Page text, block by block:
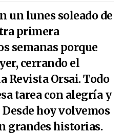
un lunes soleado de
primera
semanas porque
cerrando el
Revista Orsai. Todo
tarea con alegría y
hoy volvemos
grandes historias.